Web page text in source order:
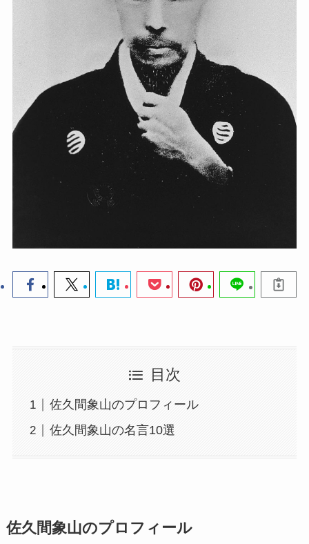
目次
佐久間象山のプロフィール
佐久間象山の名言10選
佐久間象山のプロフィール